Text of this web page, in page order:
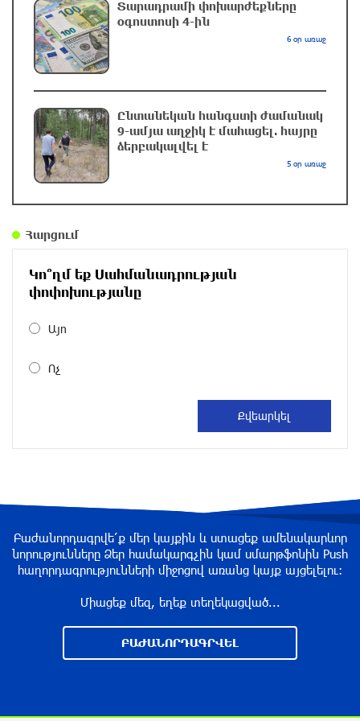
ՀՀ-ն պատրաստակամ է խորացնելու
Սինգապուրի հետ համագործակցությունը․
Փաշինյան
Խաղաղության խորհրդի 15 կետանոց
ծրագիրը․ Նեթանյահու
Հռոմի պապը կրկին կոչ է արել դադարեցնել
Ուկրաինայում պատերազմը
դարանակալել էր խանութի մոտ
14 ժամ առաջ
սպառնում
Իրանի գերագույն առաջնորդ Խամենեին
14 ժամ առաջ
Reuters․ Դեմոկրատները լայնածավալ
Տարադրամի փոխարժեքները
օգոստոսի 4-ին
6 օր առաջ
Ընտանեկան հանգստի ժամանակ
9-ամյա աղջիկ է մահացել. հայրը
ձերբակալվել է
5 օր առաջ
Հարցում
Կո՞ղմ եք Սահմանադրության
փոփոխությանը
Այո
Ոչ
Բաժանորդագրվե՛ք մեր կայքին և ստացեք ամենակարևոր
նորությունները Ձեր համակարգչին կամ սմարթֆոնին Push
հաղորդագրությունների միջոցով առանց կայք այցելելու։
Միացեք մեզ, եղեք տեղեկացված...
ԲԱԺԱՆՈՐԴԱԳՐՎԵԼ